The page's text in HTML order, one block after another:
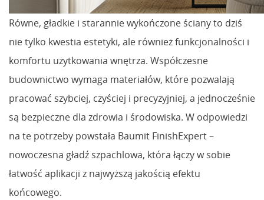
Równe, gładkie i starannie wykończone ściany to dziś
nie tylko kwestia estetyki, ale również funkcjonalności i
komfortu użytkowania wnętrza. Współczesne
budownictwo wymaga materiałów, które pozwalają
pracować szybciej, czyściej i precyzyjniej, a jednocześnie
są bezpieczne dla zdrowia i środowiska. W odpowiedzi
na te potrzeby powstała Baumit FinishExpert –
nowoczesna gładź szpachlowa, która łączy w sobie
łatwość aplikacji z najwyższą jakością efektu
końcowego.